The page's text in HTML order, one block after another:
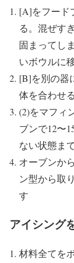
[A]をフード
る。混ぜす
固まってし
いボウルに
[B]を別の器
体を合わせる
(2)をマフィ
ブンで12〜
ない状態ま
オーブンか
ン型から取
す
アイシング
材料全てを